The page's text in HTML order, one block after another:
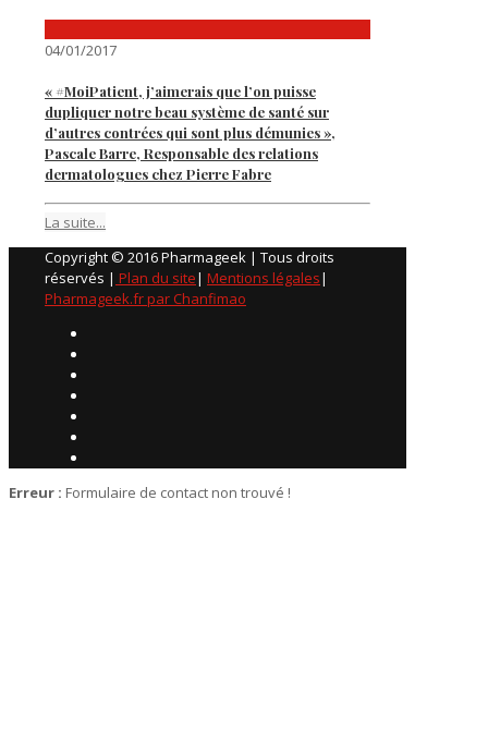
04/01/2017
« #MoiPatient, j’aimerais que l’on puisse
dupliquer notre beau système de santé sur
d’autres contrées qui sont plus démunies »,
Pascale Barre, Responsable des relations
dermatologues chez Pierre Fabre
La suite...
Copyright © 2016 Pharmageek | Tous droits
réservés | Plan du site| Mentions légales|
Pharmageek.fr par Chanfimao
Erreur : Formulaire de contact non trouvé !